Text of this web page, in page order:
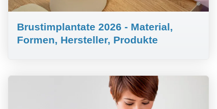
©
Brustimplantate 2026 - Material,
Formen, Hersteller, Produkte